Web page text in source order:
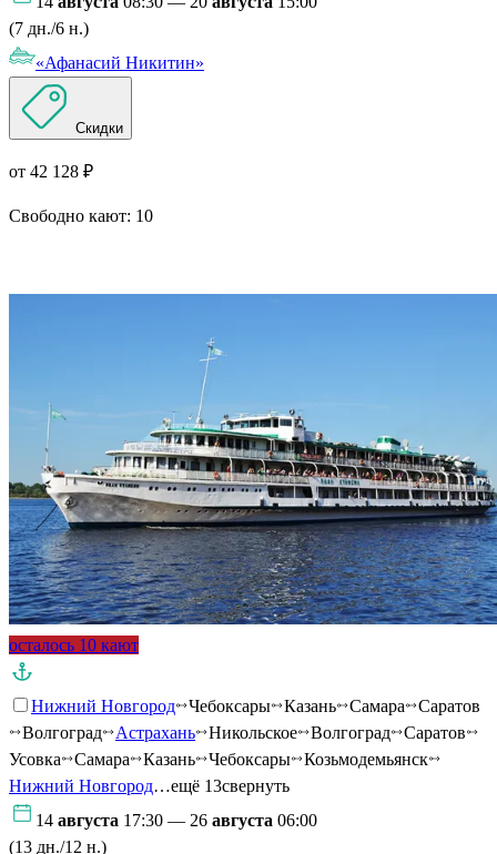
(7 дн./6 н.)
«Афанасий Никитин»
Скидки
от 42 128 ₽
Свободно кают: 10
осталось 10 кают
Нижний Новгород Чебоксары Казань Самара
Саратов
Волгоград
Астрахань Никольское Волгоград
Саратов
Усовка
Самара Казань Чебоксары
Козьмодемьянск
Нижний Новгород…ещё 13свернуть
14 августа 17:30 — 26 августа 06:00
(13 дн./12 н.)